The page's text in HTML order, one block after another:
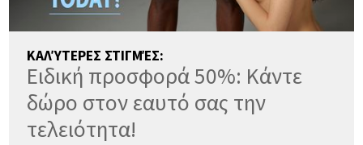
ΚΑΛΎΤΕΡΕΣ ΣΤΙΓΜΈΣ:
Ειδική προσφορά 50%: Κάντε
δώρο στον εαυτό σας την
τελειότητα!